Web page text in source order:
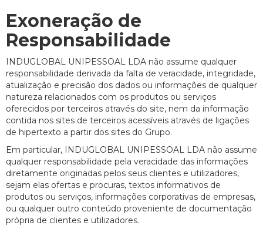
Exoneração de
Responsabilidade
INDUGLOBAL UNIPESSOAL LDA não assume qualquer
responsabilidade derivada da falta de veracidade, integridade,
atualização e precisão dos dados ou informações de qualquer
natureza relacionados com os produtos ou serviços
oferecidos por terceiros através do site, nem da informação
contida nos sites de terceiros acessíveis através de ligações
de hipertexto a partir dos sites do Grupo.
Em particular, INDUGLOBAL UNIPESSOAL LDA não assume
qualquer responsabilidade pela veracidade das informações
diretamente originadas pelos seus clientes e utilizadores,
sejam elas ofertas e procuras, textos informativos de
produtos ou serviços, informações corporativas de empresas,
ou qualquer outro conteúdo proveniente de documentação
própria de clientes e utilizadores.